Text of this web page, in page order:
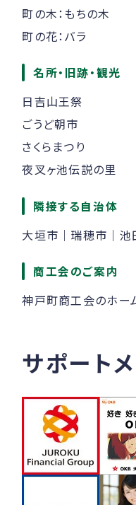
町の木：もちの木
町の花：バラ
名所・旧跡・観光
日吉山王祭
ごうど朝市
さくらまつり
夜叉ヶ池伝説の里
隣接する自治体
大垣市｜瑞穂市｜池
商工会のご案内
神戸町商工会のホー
サポート